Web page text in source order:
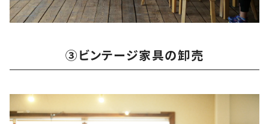
③ビンテージ家具の卸売